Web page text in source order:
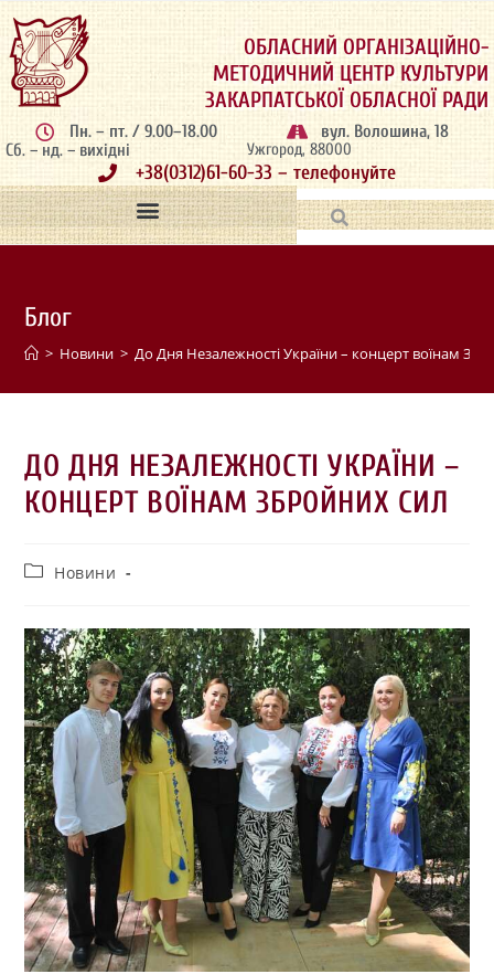
ОБЛАСНИЙ ОРГАНІЗАЦІЙНО-
МЕТОДИЧНИЙ ЦЕНТР КУЛЬТУРИ
ЗАКАРПАТСЬКОЇ ОБЛАСНОЇ РАДИ
Пн. – пт. / 9.00–18.00
Сб. – нд. – вихідні
вул. Волошина, 18
Ужгород, 88000
+38(0312)61-60-33 – телефонуйте
Блог
> Новини > До Дня Незалежності України – концерт воїнам
ДО ДНЯ НЕЗАЛЕЖНОСТІ УКРАЇНИ –
КОНЦЕРТ ВОЇНАМ ЗБРОЙНИХ СИЛ
Новини